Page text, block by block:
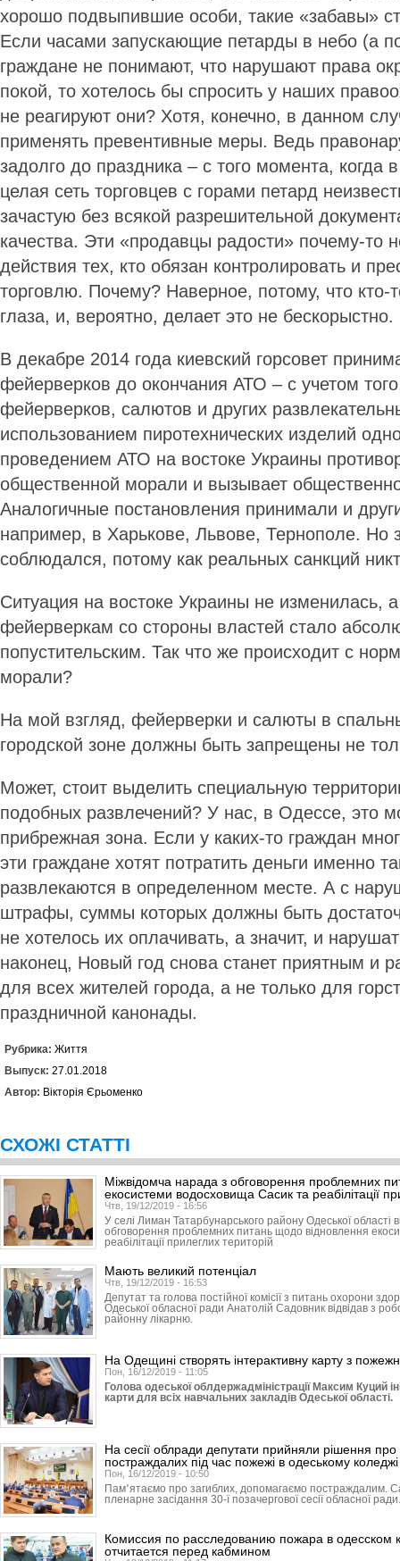
хорошо подвыпившие особи, такие «забавы»
Если часами запускающие петарды в небо (а
граждане не понимают, что нарушают права
покой, то хотелось бы спросить у наших
не реагируют они? Хотя, конечно, в данном
применять превентивные меры. Ведь
задолго до праздника – с того момента, когда
целая сеть торговцев с горами петард
зачастую без всякой разрешительной
качества. Эти «продавцы радости» почему-то
действия тех, кто обязан контролировать и
торговлю. Почему? Наверное, потому, что кто-
глаза, и, вероятно, делает это не бескорыстно.
В декабре 2014 года киевский горсовет
фейерверков до окончания АТО – с учетом
фейерверков, салютов и других
использованием пиротехнических изделий
проведением АТО на востоке Украины
общественной морали и вызывает
Аналогичные постановления принимали и
например, в Харькове, Львове, Тернополе. Но
соблюдался, потому как реальных санкций
Ситуация на востоке Украины не изменилась,
фейерверкам со стороны властей стало
попустительским. Так что же происходит с
морали?
На мой взгляд, фейерверки и салюты в
городской зоне должны быть запрещены не
Может, стоит выделить специальную
подобных развлечений? У нас, в Одессе, это
прибрежная зона. Если у каких-то граждан
эти граждане хотят потратить деньги именно
развлекаются в определенном месте. А с
штрафы, суммы которых должны быть
не хотелось их оплачивать, а значит, и
наконец, Новый год снова станет приятным и
для всех жителей города, а не только для
праздничной канонады.
Рубрика: Життя
Выпуск: 27.01.2018
Автор: Вікторія Єрьоменко
СХОЖІ СТАТТІ
Міжвідомча нарада з обговорення проблемних
екосистеми водосховища Сасик та реабілітації
Чтв, 19/12/2019 - 16:56
У селі Лиман Татарбунарського району Одеської області
обговорення проблемних питань щодо відновлення
реабілітації прилеглих територій
Мають великий потенціал
Чтв, 19/12/2019 - 16:53
Депутат та голова постійної комісії з питань охорони
Одеської обласної ради Анатолій Садовник відвідав з
районну лікарню.
На Одещині створять інтерактивну карту з
Пон, 16/12/2019 - 11:05
Голова одеської облдержадміністрації Максим Куций
карти для всіх навчальних закладів Одеської області.
На сесії облради депутати прийняли рішення про
постраждалих під час пожежі в одеському коледжі
Пон, 16/12/2019 - 10:50
Пам՚ятаємо про загиблих, допомагаємо постраждалим.
пленарне засідання 30-ї позачергової сесії обласної ради.
Комиссия по расследованию пожара в одесском
отчитается перед кабмином